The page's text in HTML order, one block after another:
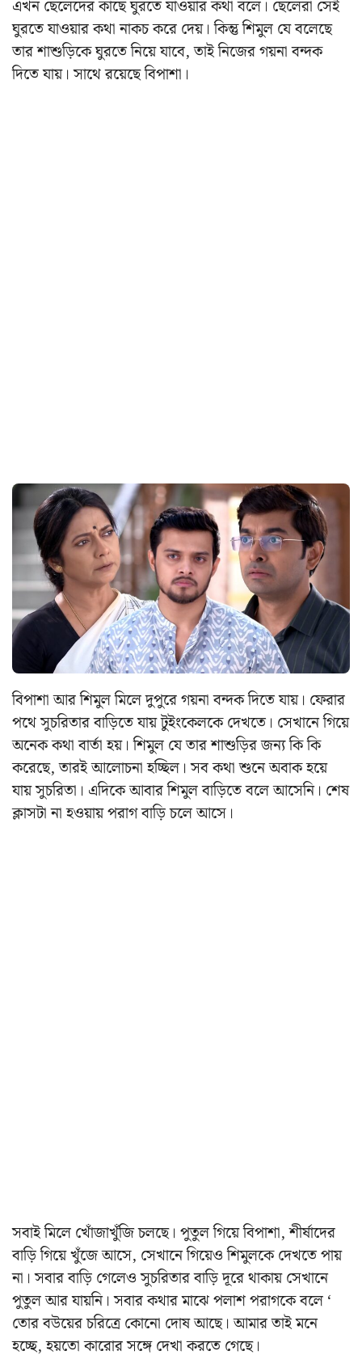
এখন ছেলেদের কাছে ঘুরতে যাওয়ার কথা বলে। ছেলেরা সেই
ঘুরতে যাওয়ার কথা নাকচ করে দেয়। কিন্তু শিমুল যে বলেছে
তার শাশুড়িকে ঘুরতে নিয়ে যাবে, তাই নিজের গয়না বন্দক
দিতে যায়। সাথে রয়েছে বিপাশা।
বিপাশা আর শিমুল মিলে দুপুরে গয়না বন্দক দিতে যায়। ফেরার
পথে সুচরিতার বাড়িতে যায় টুইংকেলকে দেখতে। সেখানে গিয়ে
অনেক কথা বার্তা হয়। শিমুল যে তার শাশুড়ির জন্য কি কি
করেছে, তারই আলোচনা হচ্ছিল। সব কথা শুনে অবাক হয়ে
যায় সুচরিতা। এদিকে আবার শিমুল বাড়িতে বলে আসেনি। শেষ
ক্লাসটা না হওয়ায় পরাগ বাড়ি চলে আসে।
সবাই মিলে খোঁজাখুঁজি চলছে। পুতুল গিয়ে বিপাশা, শীর্ষাদের
বাড়ি গিয়ে খুঁজে আসে, সেখানে গিয়েও শিমুলকে দেখতে পায়
না। সবার বাড়ি গেলেও সুচরিতার বাড়ি দূরে থাকায় সেখানে
পুতুল আর যায়নি। সবার কথার মাঝে পলাশ পরাগকে বলে ‘
তোর বউয়ের চরিত্রে কোনো দোষ আছে। আমার তাই মনে
হচ্ছে, হয়তো কারোর সঙ্গে দেখা করতে গেছে।